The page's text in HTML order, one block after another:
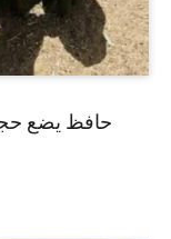
حافظ يضع